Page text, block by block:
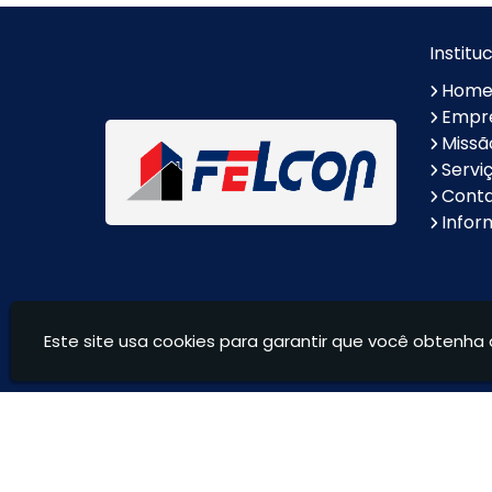
Borda de Piscina em
Mármore
Nichos Sob Medida
Soleira em Marmore
Pia de Granito
Nicho de Granito Escadas de Granito
Ilha em Granito
Balcões de Granito
Home
Andaimes Felcon - Locação de equipamentos para
Este site usa cookies para garantir que você obtenha